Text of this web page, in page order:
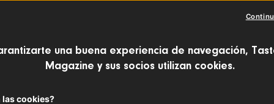
antiguo fuerte militar, la casa Marcel
y a baja temperatura para que los
mundo puedan apreciarlo en su
una buena experiencia de navegación,
Magazine y sus socios utilizan cookies.
las cookies?